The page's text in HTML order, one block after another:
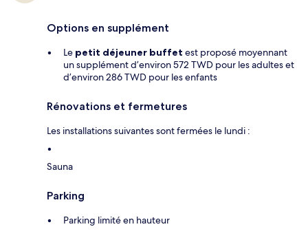
Options en supplément
Le petit déjeuner buffet est proposé moyennant
un supplément d’environ 572 TWD pour les adultes et
d’environ 286 TWD pour les enfants
Rénovations et fermetures
Les installations suivantes sont fermées le lundi :
Sauna
Parking
Parking limité en hauteur